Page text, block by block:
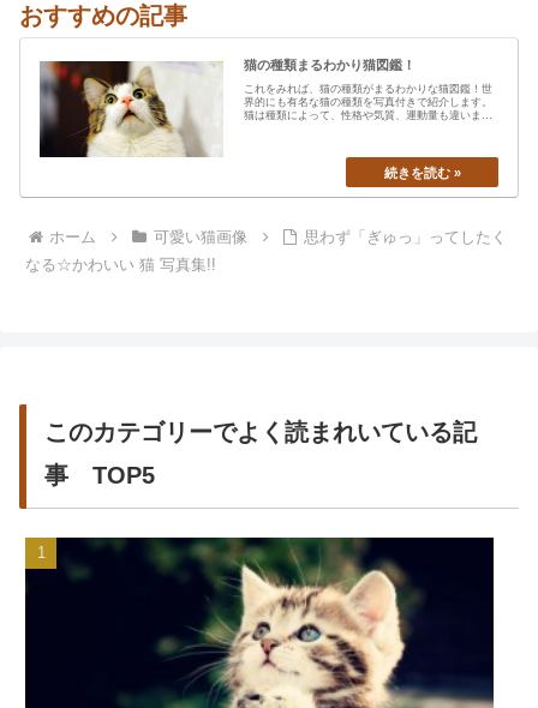
おすすめの記事
猫の種類まるわかり猫図鑑！
これをみれば、猫の種類がまるわかりな猫図鑑！世
界的にも有名な猫の種類を写真付きで紹介します。
猫は種類によって、性格や気質、運動量も違います
ホーム 可愛い猫画像
思わず「ぎゅっ」ってしたく
なる☆かわいい 猫 写真集!!
このカテゴリーでよく読まれいている記
事 TOP5